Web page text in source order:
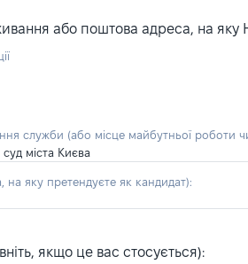
або поштова адреса, на яку
служби (або місце майбутньої роботи
міста Києва
на яку претендуєте як кандидат):
якщо це вас стосується):